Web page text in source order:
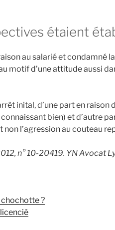
étaient
au salarié et condamné
motif d’une attitude aussi
inital, d’une part en raison
bien) et d’autre
l’agression au couteau
n° 10-20419. YN Avocat
chochotte ?